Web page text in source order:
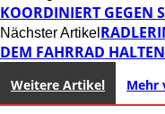
KOORDINIERT GEGEN
Nächster Artikel
DEM FAHRRAD
Weitere Artikel Mehr